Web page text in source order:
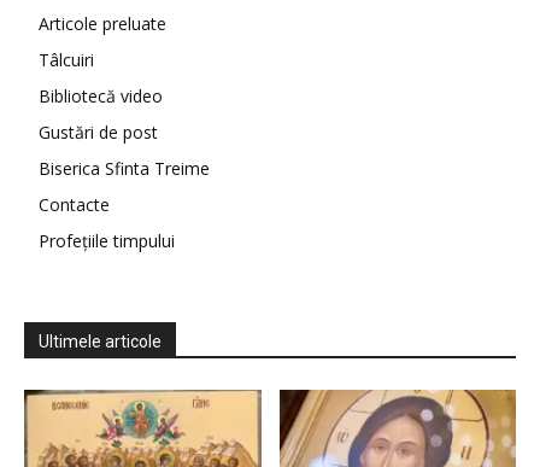
Articole preluate
Tâlcuiri
Bibliotecă video
Gustări de post
Biserica Sfinta Treime
Contacte
Profețiile timpului
Ultimele articole